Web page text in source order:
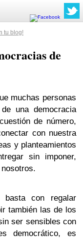
tu blog!
de
muchas personas
una democracia
de número,
con nuestra
y planteamientos
sin imponer,
basta con regalar
también las de los
ser sensibles con
democrático, es